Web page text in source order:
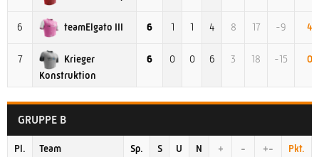
6 teamElgato III 6 1 1 4 8 17 -9 4
7
Krieger
Konstruktion
6 0 0 6 3 18 -15 0
GRUPPE B
Pl. Team Sp. S U N + - +- Pkt.